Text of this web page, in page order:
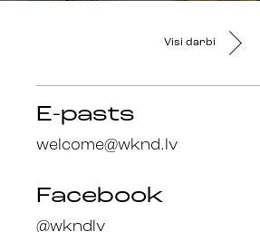
Visi darbi
E-pasts
welcome@wknd.lv
Facebook
@wkndlv